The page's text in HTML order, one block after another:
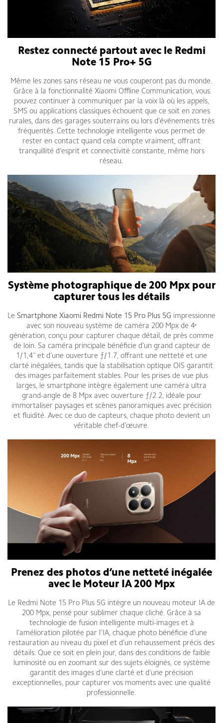
Restez connecté partout avec le Redmi
Note 15 Pro+ 5G
Même les zones sans réseau ne vous couperont pas du monde.
Grâce à la fonctionnalité Xiaomi Offline Communication, vous
pouvez continuer à communiquer par la voix là où les appels,
SMS ou applications classiques échouent que ce soit en zones
rurales, dans des garages souterrains ou lors d’événements très
fréquentés. Cette technologie intelligente vous permet de
rester en contact quand cela compte vraiment, offrant
tranquillité d’esprit et connectivité constante, même hors
réseau.
Système photographique de 200 Mpx pour
capturer tous les détails
Le Smartphone Xiaomi Redmi Note 15 Pro Plus 5G impressionne
avec son nouveau système de caméra 200 Mpx de 4ᵉ
génération, conçu pour capturer chaque détail, de près comme
de loin. Sa caméra principale bénéficie d’un grand capteur de
1/1,4" et d’une ouverture ƒ/1.7, offrant une netteté et une
clarté inégalées, tandis que la stabilisation optique OIS garantit
des images parfaitement stables. Pour les prises de vue plus
larges, le smartphone intègre également une caméra ultra
grand-angle de 8 Mpx avec ouverture ƒ/2.2, idéale pour
immortaliser paysages et scènes panoramiques avec précision
et fluidité. Avec ce duo de capteurs, chaque photo devient un
véritable chef-d’œuvre.
Prenez des photos d’une netteté inégalée
avec le Moteur IA 200 Mpx
Le Redmi Note 15 Pro Plus 5G intègre un nouveau moteur IA de
200 Mpx, pensé pour sublimer chaque cliché. Grâce à sa
technologie de fusion intelligente multi-images et à
l’amélioration pilotée par l’IA, chaque photo bénéficie d’une
restauration au niveau du pixel et d’un rehaussement précis des
détails. Que ce soit en plein jour, dans des conditions de faible
luminosité ou en zoomant sur des sujets éloignés, ce système
garantit des images d’une clarté et d’une précision
exceptionnelles, pour capturer vos moments avec une qualité
professionnelle.